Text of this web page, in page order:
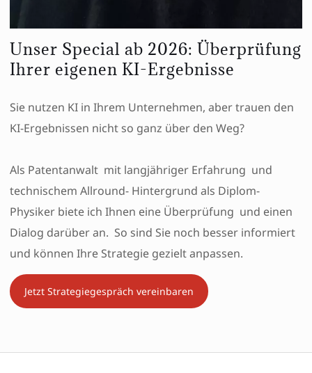
Unser Special ab 2026: Überprüfung
Ihrer eigenen KI-Ergebnisse
Sie nutzen KI in Ihrem Unternehmen, aber trauen den
KI-Ergebnissen nicht so ganz über den Weg?
Als Patentanwalt mit langjähriger Erfahrung und
technischem Allround- Hintergrund als Diplom-
Physiker biete ich Ihnen eine Überprüfung und einen
Dialog darüber an. So sind Sie noch besser informiert
und können Ihre Strategie gezielt anpassen.
Jetzt Strategiegespräch vereinbaren